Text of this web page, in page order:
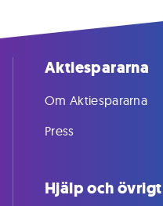
Aktiespararna
Om Aktiespararna
Press
Hjälp och övrigt